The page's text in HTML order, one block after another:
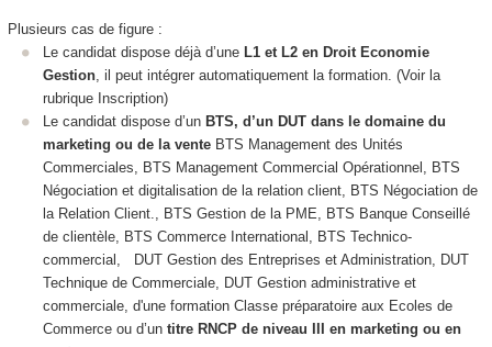
Plusieurs cas de figure :
Le candidat dispose déjà d’une L1 et L2 en Droit Economie
Gestion, il peut intégrer automatiquement la formation. (Voir la
rubrique Inscription)
Le candidat dispose d’un BTS, d’un DUT dans le domaine du
marketing ou de la vente BTS Management des Unités
Commerciales, BTS Management Commercial Opérationnel, BTS
Négociation et digitalisation de la relation client, BTS Négociation de
la Relation Client., BTS Gestion de la PME, BTS Banque Conseillé
de clientèle, BTS Commerce International, BTS Technico-
commercial, DUT Gestion des Entreprises et Administration, DUT
Technique de Commerciale, DUT Gestion administrative et
commerciale, d'une formation Classe préparatoire aux Ecoles de
Commerce ou d’un titre RNCP de niveau III en marketing ou en